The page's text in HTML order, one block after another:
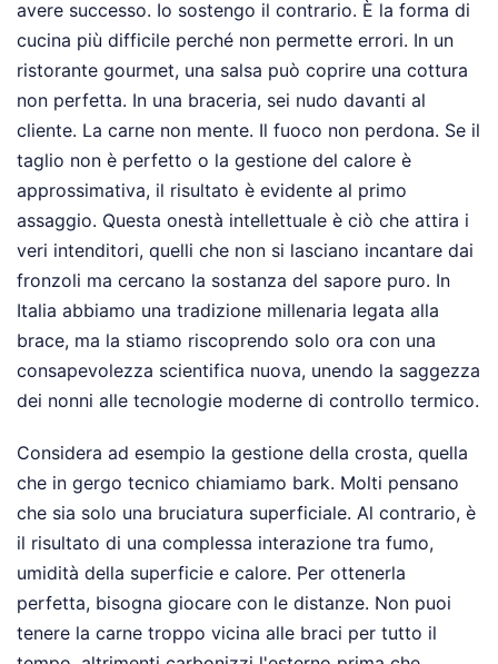
avere successo. Io sostengo il contrario. È la forma di
cucina più difficile perché non permette errori. In un
ristorante gourmet, una salsa può coprire una cottura
non perfetta. In una braceria, sei nudo davanti al
cliente. La carne non mente. Il fuoco non perdona. Se il
taglio non è perfetto o la gestione del calore è
approssimativa, il risultato è evidente al primo
assaggio. Questa onestà intellettuale è ciò che attira i
veri intenditori, quelli che non si lasciano incantare dai
fronzoli ma cercano la sostanza del sapore puro. In
Italia abbiamo una tradizione millenaria legata alla
brace, ma la stiamo riscoprendo solo ora con una
consapevolezza scientifica nuova, unendo la saggezza
dei nonni alle tecnologie moderne di controllo termico.
Considera ad esempio la gestione della crosta, quella
che in gergo tecnico chiamiamo bark. Molti pensano
che sia solo una bruciatura superficiale. Al contrario, è
il risultato di una complessa interazione tra fumo,
umidità della superficie e calore. Per ottenerla
perfetta, bisogna giocare con le distanze. Non puoi
tenere la carne troppo vicina alle braci per tutto il